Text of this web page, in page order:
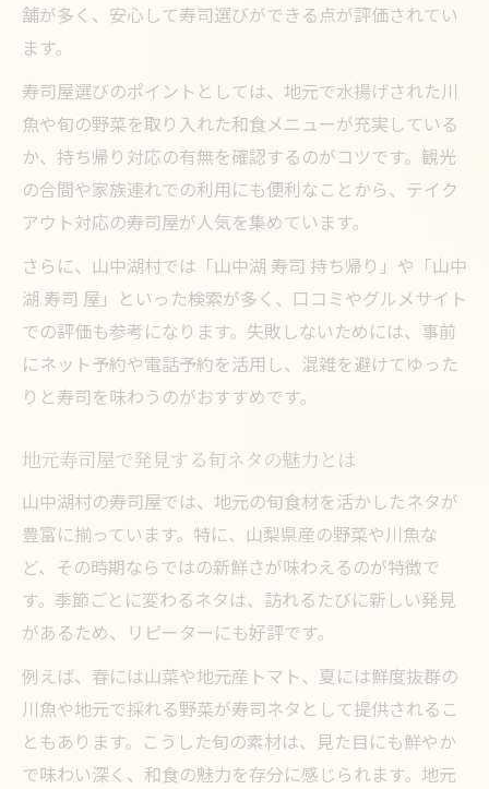
舗が多く、安心して寿司選びができる点が評価されてい
ます。
寿司屋選びのポイントとしては、地元で水揚げされた川
魚や旬の野菜を取り入れた和食メニューが充実している
か、持ち帰り対応の有無を確認するのがコツです。観光
の合間や家族連れでの利用にも便利なことから、テイク
アウト対応の寿司屋が人気を集めています。
さらに、山中湖村では「山中湖 寿司 持ち帰り」や「山中
湖 寿司 屋」といった検索が多く、口コミやグルメサイト
での評価も参考になります。失敗しないためには、事前
にネット予約や電話予約を活用し、混雑を避けてゆった
りと寿司を味わうのがおすすめです。
地元寿司屋で発見する旬ネタの魅力とは
山中湖村の寿司屋では、地元の旬食材を活かしたネタが
豊富に揃っています。特に、山梨県産の野菜や川魚な
ど、その時期ならではの新鮮さが味わえるのが特徴で
す。季節ごとに変わるネタは、訪れるたびに新しい発見
があるため、リピーターにも好評です。
例えば、春には山菜や地元産トマト、夏には鮮度抜群の
川魚や地元で採れる野菜が寿司ネタとして提供されるこ
ともあります。こうした旬の素材は、見た目にも鮮やか
で味わい深く、和食の魅力を存分に感じられます。地元